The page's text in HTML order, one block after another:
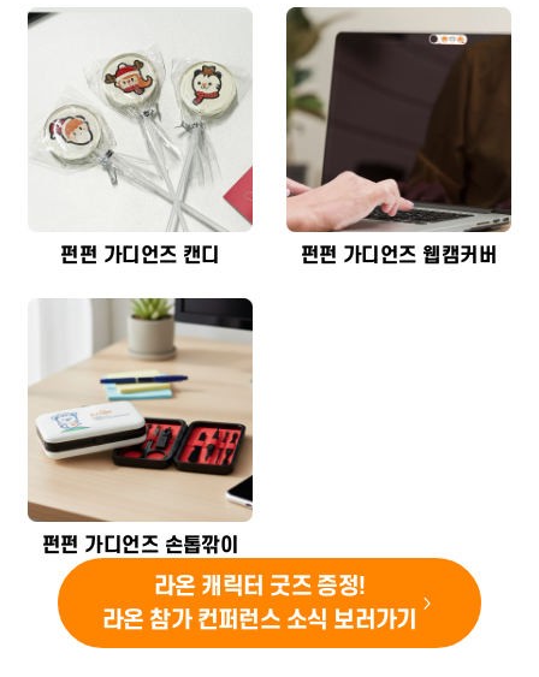
펀펀 가디언즈 캔디 펀펀 가디언즈 웹캠커버
펀펀 가디언즈 손톱깎이
라온 캐릭터 굿즈 증정!
라온 참가 컨퍼런스 소식 보러가기